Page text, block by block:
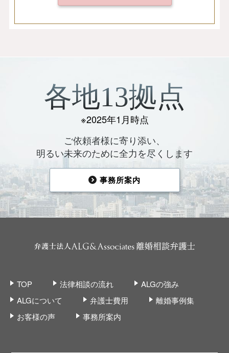
各地13拠点
※2025年1月時点
ご依頼者様に寄り添い、
明るい未来のために全力を尽くします
事務所案内
TOP 法律相談の流れ
ALGの強み
ALGについて
弁護士費用
離婚事例集
お客様の声
事務所案内